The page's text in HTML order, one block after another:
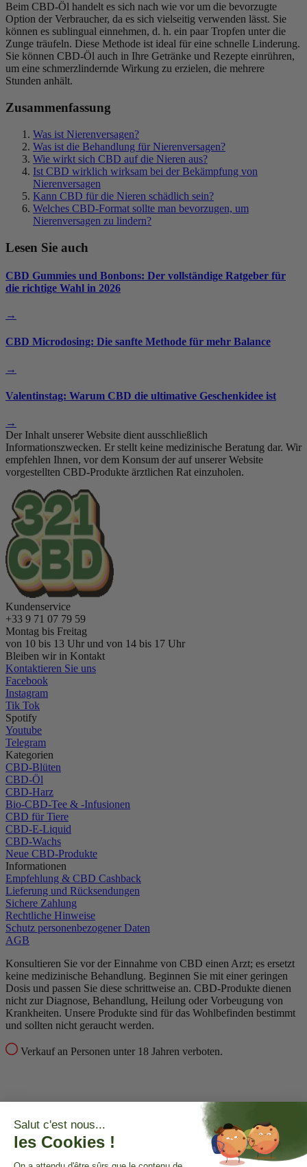
Beim CBD-Öl handelt es sich nach wie vor um die bevorzugte
Option der Verbraucher, da es sich vielseitig verwenden lässt. Sie
können es sublingual einnehmen, d. h. ein paar Tropfen unter die
Zunge träufeln. Diese Methode ist ideal für eine schnelle Linderung.
Sie können CBD-Öl auch in Ihre Getränke und Rezepte einrühren,
um eine schmerzlindernde Wirkung zu erzielen, die mehrere
Stunden anhält.
Zusammenfassung
Was ist Nierenversagen?
Was ist die Behandlung für Nierenversagen?
Wie wirkt sich CBD auf die Nieren aus?
Ist CBD wirklich wirksam bei der Bekämpfung von
Nierenversagen
Kann CBD für die Nieren schädlich sein?
Welches CBD-Format sollte man bevorzugen, um
Nierenversagen zu lindern?
Lesen Sie auch
CBD Gummies und Bonbons: Der vollständige Ratgeber für
die richtige Wahl in 2026
→
CBD Microdosing: Die sanfte Methode für mehr Balance
→
Valentinstag: Warum CBD die ultimative Geschenkidee ist
→
Der Inhalt unserer Website dient ausschließlich
Informationszwecken. Er stellt keine medizinische Beratung dar. Wir
empfehlen Ihnen, vor dem Konsum der auf unserer Website
vorgestellten CBD-Produkte ärztlichen Rat einzuholen.
Kundenservice
+33 9 71 07 79 59
Montag bis Freitag
von 10 bis 13 Uhr und von 14 bis 17 Uhr
Bleiben wir in Kontakt
Kontaktieren Sie uns
Facebook
Instagram
Tik Tok
Spotify
Youtube
Telegram
Kategorien
CBD-Blüten
CBD-Öl
CBD-Harz
Bio-CBD-Tee & -Infusionen
CBD für Tiere
CBD-E-Liquid
CBD-Wachs
Neue CBD-Produkte
Informationen
Empfehlung & CBD Cashback
Lieferung und Rücksendungen
Sichere Zahlung
Rechtliche Hinweise
Schutz personenbezogener Daten
AGB
Konsultieren Sie vor der Einnahme von CBD einen Arzt; es ersetzt
keine medizinische Behandlung. Beginnen Sie mit einer geringen
Dosis und passen Sie diese schrittweise an. CBD-Produkte dienen
nicht zur Diagnose, Behandlung, Heilung oder Vorbeugung von
Krankheiten. Unsere Produkte sind für das Wohlbefinden bestimmt
und sollten nicht geraucht werden.
Verkauf an Personen unter 18 Jahren verboten.